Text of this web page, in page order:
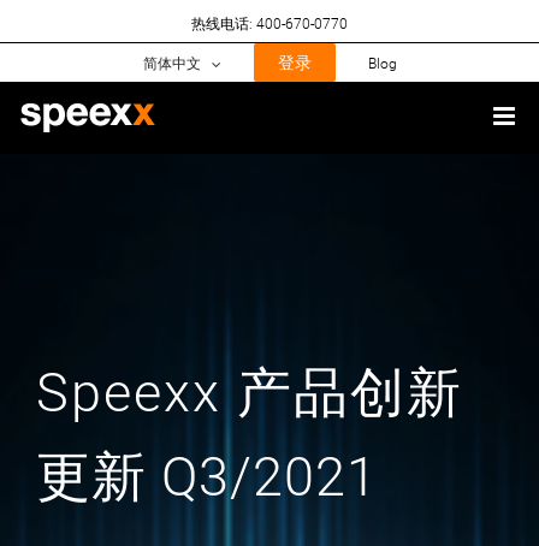
to
热线电话: 400-670-0770
简体中文 登录 Blog
Speexx 产品创新
更新 Q3/2021